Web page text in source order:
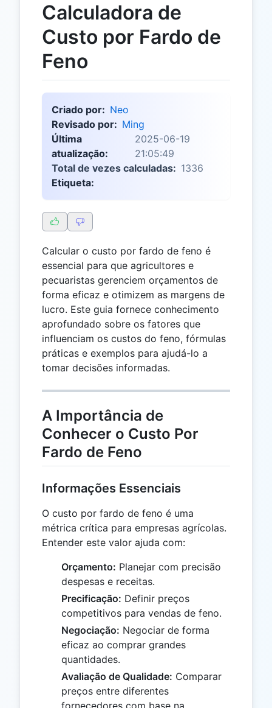
Calculadora de
Custo por Fardo de
Feno
Criado por: Neo
Revisado por: Ming
Última
atualização:
2025-06-19
21:05:49
Total de vezes calculadas: 1336
Etiqueta:
Calcular o custo por fardo de feno é
essencial para que agricultores e
pecuaristas gerenciem orçamentos de
forma eficaz e otimizem as margens de
lucro. Este guia fornece conhecimento
aprofundado sobre os fatores que
influenciam os custos do feno, fórmulas
práticas e exemplos para ajudá-lo a
tomar decisões informadas.
A Importância de
Conhecer o Custo Por
Fardo de Feno
Informações Essenciais
O custo por fardo de feno é uma
métrica crítica para empresas agrícolas.
Entender este valor ajuda com:
Orçamento: Planejar com precisão
despesas e receitas.
Precificação: Definir preços
competitivos para vendas de feno.
Negociação: Negociar de forma
eficaz ao comprar grandes
quantidades.
Avaliação de Qualidade: Comparar
preços entre diferentes
fornecedores com base na